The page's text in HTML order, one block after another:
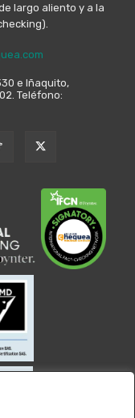
largo aliento y a la
e Iñaquito,
Teléfono: